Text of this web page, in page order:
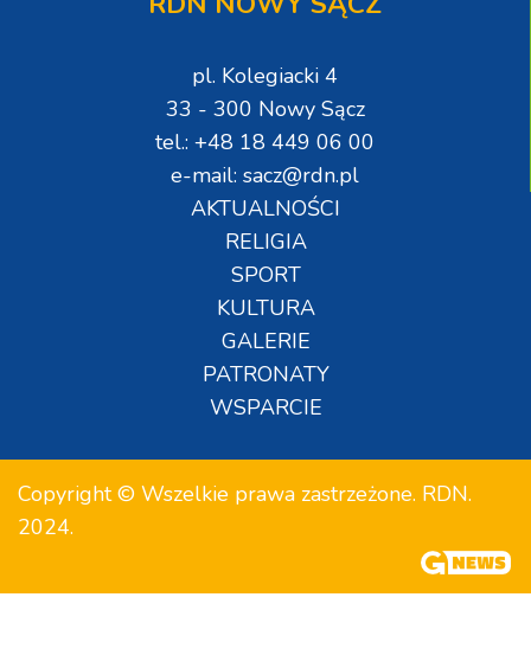
pl. Kolegiacki 4
33 - 300 Nowy Sącz
tel.: +48 18 449 06 00
e-mail: sacz@rdn.pl
AKTUALNOŚCI
RELIGIA
SPORT
KULTURA
GALERIE
PATRONATY
WSPARCIE
Copyright © Wszelkie prawa zastrzeżone. RDN.
2024.